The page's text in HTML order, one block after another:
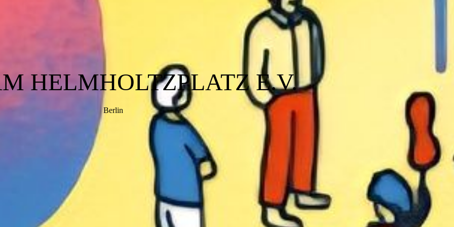
HELMHOLTZPLATZ E.V.
Berlin